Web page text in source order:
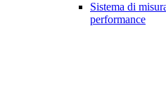
Sistema di
performance